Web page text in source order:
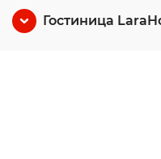
Гостиница